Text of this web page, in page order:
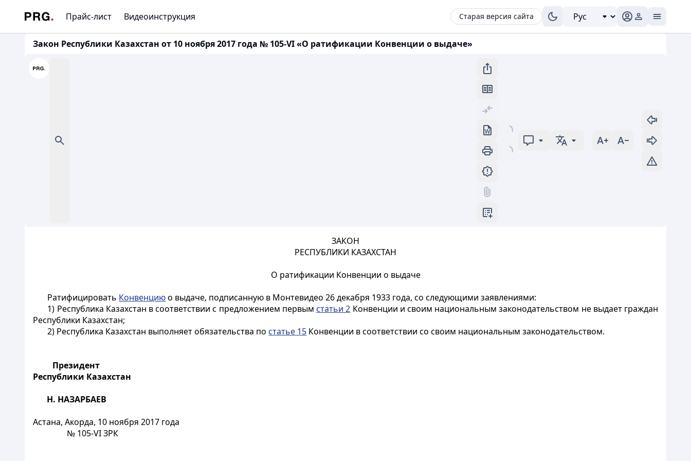
Прайс-лист Видеоинструкция Старая версия сайта
Закон Республики Казахстан от 10 ноября 2017 года № 105-VI «О ратификации Конвенции о выдаче»
ЗАКОН
РЕСПУБЛИКИ КАЗАХСТАН
О ратификации Конвенции о выдаче
Ратифицировать Конвенциюо выдаче, подписанную в Монтевидео 26 декабря 1933 года, со следующими заявлениями:
1) Республика Казахстан в соответствии с предложением первым статьи 2 Конвенции и своим национальным законодательством не выдает граждан
Республики Казахстан;
2) Республика Казахстан выполняет обязательства по статье 15 Конвенции в соответствии со своим национальным законодательством.
Президент
Республики Казахстан
Н. НАЗАРБАЕВ
Астана, Акорда, 10 ноября 2017 года
№ 105-VIЗРК